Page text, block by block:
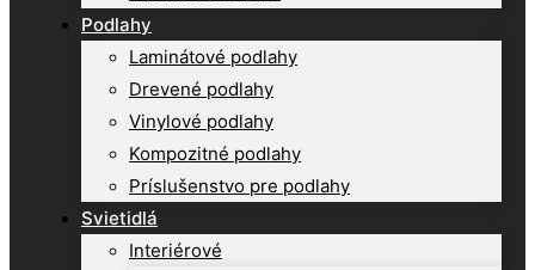
Podlahy
Laminátové podlahy
Drevené podlahy
Vinylové podlahy
Kompozitné podlahy
Príslušenstvo pre podlahy
Svietidlá
Interiérové